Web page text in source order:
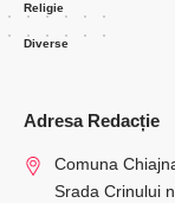
Religie
Diverse
Adresa Redacție
Comuna
Srada Crinului